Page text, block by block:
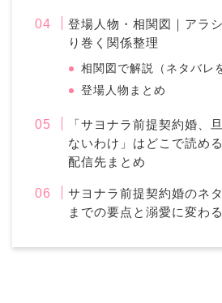
登場人物・相関図｜アラ
り巻く関係整理
相関図で解説（ネタバレ
登場人物まとめ
「サヨナラ前提契約婚、
ないわけ」はどこで読め
配信先まとめ
サヨナラ前提契約婚のネ
までの要点と溺愛に変わ